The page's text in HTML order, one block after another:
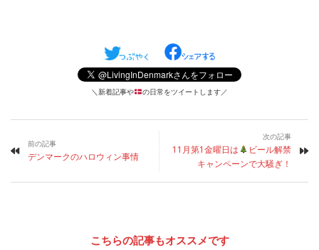
＼新着記事や の日常をツイートします／
前の記事
デンマークのハロウィン事情
次の記事
11月第1金曜日は
ビール解禁
キャンペーンで大騒ぎ！
こちらの記事もオススメです